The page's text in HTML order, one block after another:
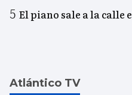
El piano sale a la calle
Atlántico TV